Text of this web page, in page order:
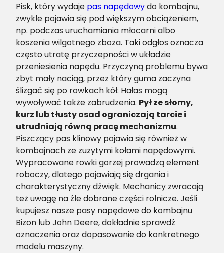
Pisk, który wydaje pas napędowydo kombajnu,
zwykle pojawia się pod większym obciążeniem,
np. podczas uruchamiania młocarni albo
koszenia wilgotnego zboża. Taki odgłos oznacza
często utratę przyczepności w układzie
przeniesienia napędu. Przyczyną problemu bywa
zbyt mały naciąg, przez który guma zaczyna
ślizgać się po rowkach kół. Hałas mogą
wywoływać także zabrudzenia. Pył ze słomy,
kurz lub tłusty osad ograniczają tarcie i
utrudniają równą pracę mechanizmu.
Piszczący pas klinowy pojawia się również w
kombajnach ze zużytymi kołami napędowymi.
Wypracowane rowki gorzej prowadzą element
roboczy, dlatego pojawiają się drgania i
charakterystyczny dźwięk. Mechanicy zwracają
też uwagę na źle dobrane części rolnicze. Jeśli
kupujesz nasze pasy napędowe do kombajnu
Bizon lub John Deere, dokładnie sprawdź
oznaczenia oraz dopasowanie do konkretnego
modelu maszyny.